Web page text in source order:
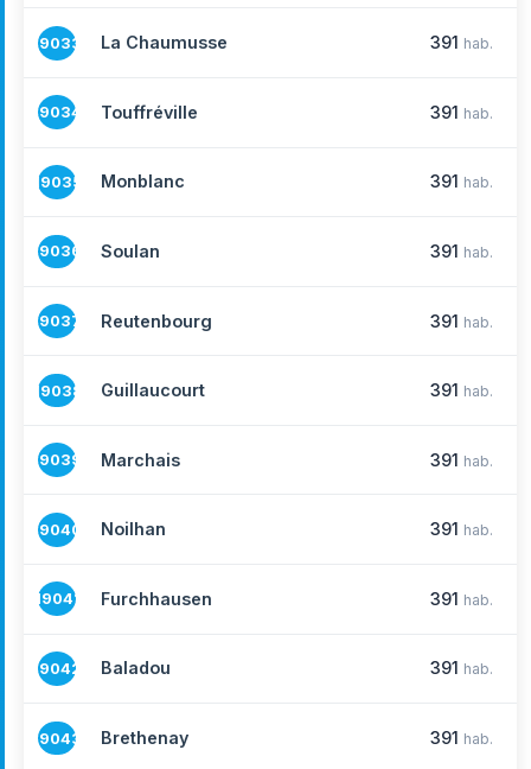
19033 La Chaumusse 391 hab.
19034 Touffréville 391 hab.
19035 Monblanc 391 hab.
19036 Soulan 391 hab.
19037 Reutenbourg 391 hab.
19038 Guillaucourt 391 hab.
19039 Marchais 391 hab.
19040 Noilhan 391 hab.
19041 Furchhausen 391 hab.
19042 Baladou 391 hab.
19043 Brethenay 391 hab.